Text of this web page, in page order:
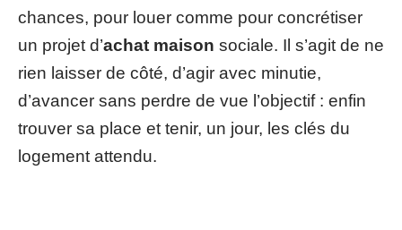
chances, pour louer comme pour concrétiser
un projet d’achat maison sociale. Il s’agit de ne
rien laisser de côté, d’agir avec minutie,
d’avancer sans perdre de vue l’objectif : enfin
trouver sa place et tenir, un jour, les clés du
logement attendu.